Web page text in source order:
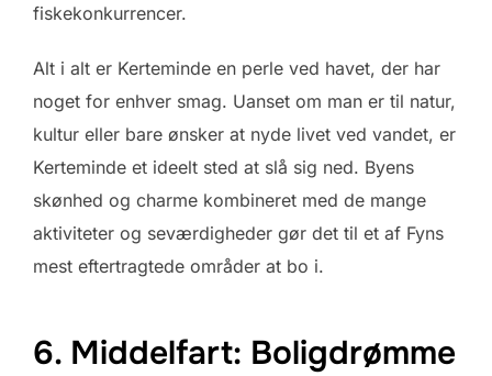
fiskekonkurrencer.
Alt i alt er Kerteminde en perle ved havet, der har
noget for enhver smag. Uanset om man er til natur,
kultur eller bare ønsker at nyde livet ved vandet, er
Kerteminde et ideelt sted at slå sig ned. Byens
skønhed og charme kombineret med de mange
aktiviteter og seværdigheder gør det til et af Fyns
mest eftertragtede områder at bo i.
6. Middelfart: Boligdrømme